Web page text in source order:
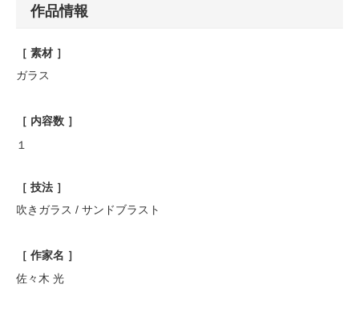
作品情報
［ 素材 ］
ガラス
［ 内容数 ］
１
［ 技法 ］
吹きガラス / サンドブラスト
［ 作家名 ］
佐々木 光